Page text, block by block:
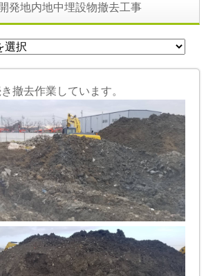
発地内地中埋設物撤去工事
撤去作業しています。